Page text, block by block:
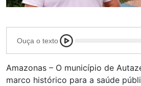
Ouça o texto
Amazonas – O município de
marco histórico para a saúde